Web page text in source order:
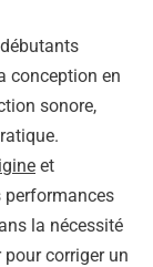
conception en
sonore,
et
performances
la nécessité
corriger un